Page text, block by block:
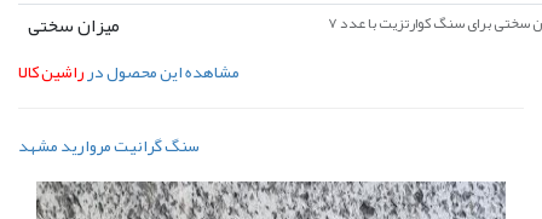
میزان سختی
مشاهده این محصول درراشین کالا
سنگ گرانیت مروارید مشهد